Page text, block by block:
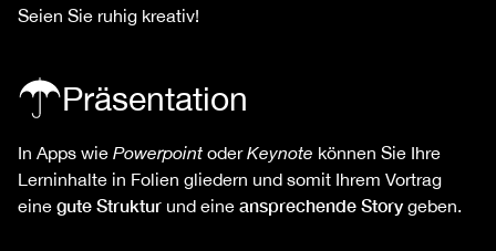
Seien Sie ruhig kreativ!
Präsentation
In Apps wie Powerpoint oderKeynote können Sie Ihre
Lerninhalte in Folien gliedern und somit Ihrem Vortrag
eine gute Struktur und eine ansprechende Story geben.